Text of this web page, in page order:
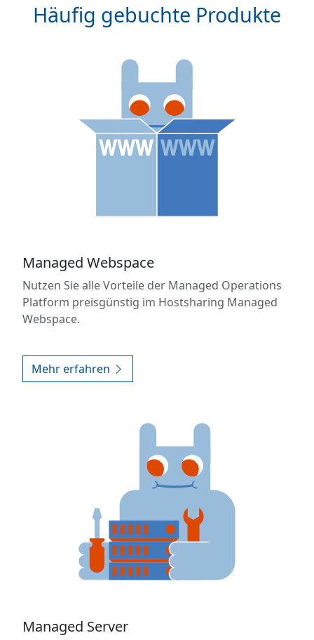
Häufig gebuchte Produkte
Managed Webspace
Nutzen Sie alle Vorteile der Managed Operations
Platform preisgünstig im Hostsharing Managed
Webspace.
Mehr erfahren
Managed Server